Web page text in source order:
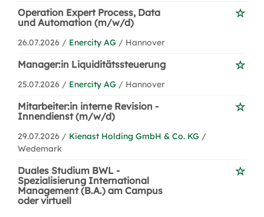
Operation Expert Process, Data
und Automation (m/w/d)
26.07.2026 / Enercity AG / Hannover
Manager:in Liquiditätssteuerung
25.07.2026 / Enercity AG / Hannover
Mitarbeiter:in interne Revision -
Innendienst (m/w/d)
29.07.2026 / Kienast Holding GmbH & Co. KG /
Wedemark
Duales Studium BWL -
Spezialisierung International
Management (B.A.) am Campus
oder virtuell